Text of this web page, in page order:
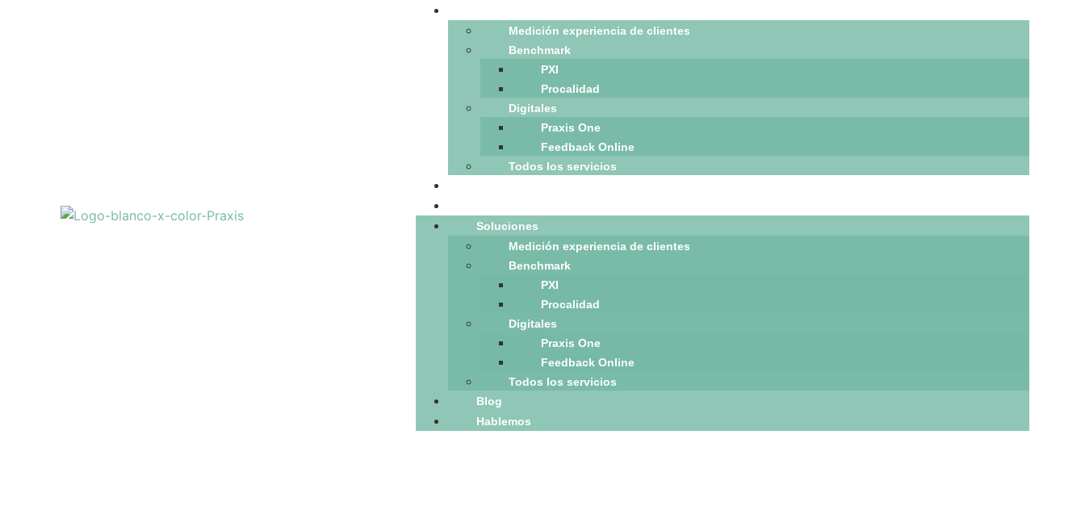
Medición experiencia de clientes
Benchmark
PXI
Procalidad
Digitales
Praxis One
Feedback Online
Todos los servicios
Soluciones
Medición experiencia de clientes
Benchmark
PXI
Procalidad
Digitales
Praxis One
Feedback Online
Todos los servicios
Blog
Hablemos